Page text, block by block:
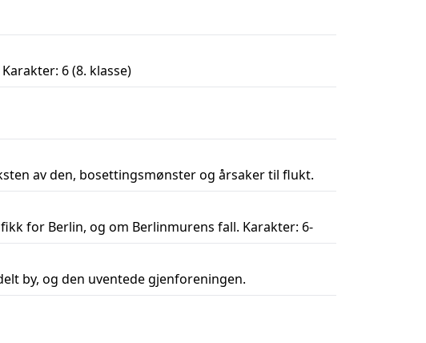
6 (8. klasse)
av den, bosettingsmønster og årsaker til flukt.
for Berlin, og om Berlinmurens fall. Karakter: 6-
by, og den uventede gjenforeningen.